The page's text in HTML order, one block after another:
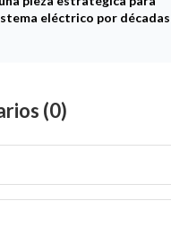
eléctrico por décadas
(0)